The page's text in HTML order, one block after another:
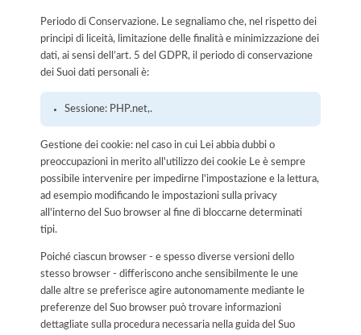
Periodo di Conservazione. Le segnaliamo che, nel rispetto dei
principi di liceità, limitazione delle finalità e minimizzazione dei
dati, ai sensi dell’art. 5 del GDPR, il periodo di conservazione
dei Suoi dati personali è:
Sessione: PHP.net,.
Gestione dei cookie: nel caso in cui Lei abbia dubbi o
preoccupazioni in merito all'utilizzo dei cookie Le è sempre
possibile intervenire per impedirne l'impostazione e la lettura,
ad esempio modificando le impostazioni sulla privacy
all'interno del Suo browser al fine di bloccarne determinati
tipi.
Poiché ciascun browser - e spesso diverse versioni dello
stesso browser - differiscono anche sensibilmente le une
dalle altre se preferisce agire autonomamente mediante le
preferenze del Suo browser può trovare informazioni
dettagliate sulla procedura necessaria nella guida del Suo